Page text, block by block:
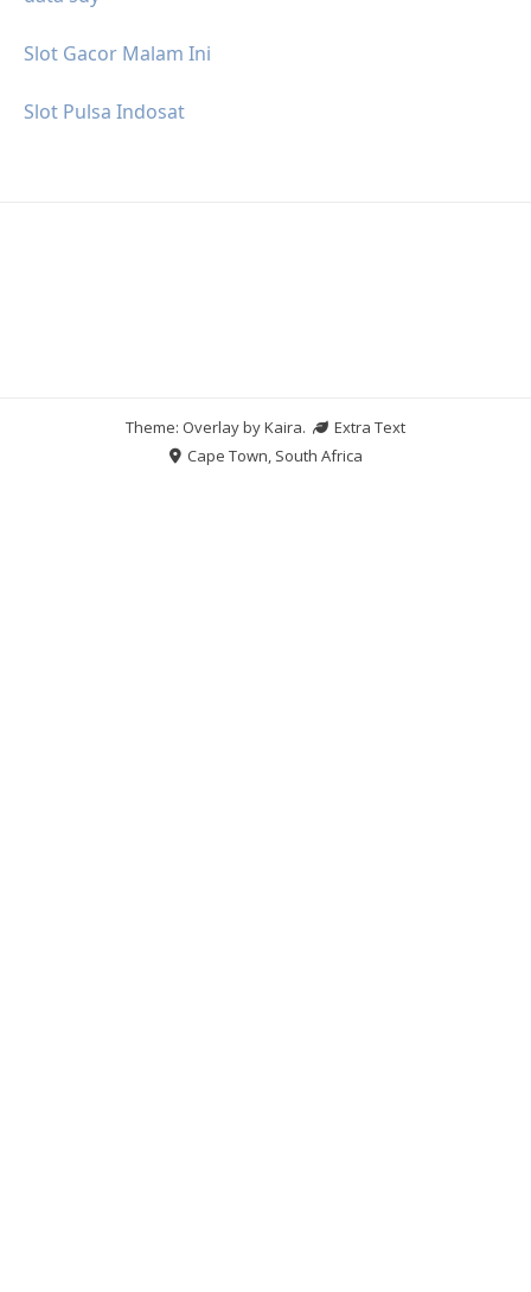
Slot Gacor Malam Ini
Slot Pulsa Indosat
Theme: Overlay byKaira.
Extra Text
Cape Town, South Africa